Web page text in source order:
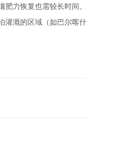
力恢复也需较长时间。
灌溉的区域（如巴尔喀什